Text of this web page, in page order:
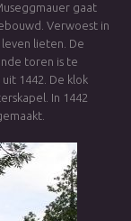
gaat
Verwoest in
lieten. De
toren is te
1442. De klok
In 1442